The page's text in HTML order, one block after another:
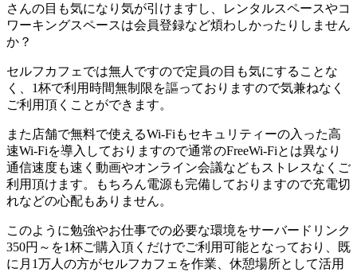
さんの目も気になり気が引けますし、レンタルスペースやコ
ワーキングスペースは会員登録など煩わしかったりしません
か？
セルフカフェでは無人ですので定員の目も気にすることな
く、1杯で利用時間無制限を謳っておりますので気兼ねなく
ご利用頂くことができます。
また店舗で無料で使えるWi-Fiもセキュリティーの入った高
速Wi-Fiを導入しておりますので通常のFreeWi-Fiとは異なり
通信速度も速く動画やオンライン会議などもストレスなくご
利用頂けます。もちろん電源も完備しておりますので充電切
れなどの心配もありません。
このように勉強やお仕事での必要な環境をサーバードリンク
350円～を1杯ご購入頂くだけでご利用可能となっており、既
に月1万人の方がセルフカフェを作業、休憩場所として活用